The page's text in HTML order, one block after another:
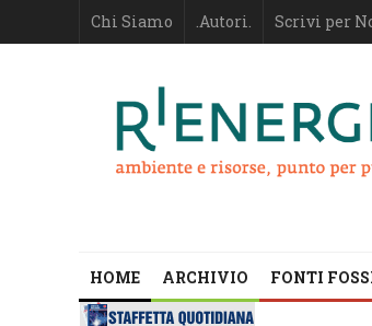
Chi Siamo .Autori. Scrivi per
HOME ARCHIVIO FONTI